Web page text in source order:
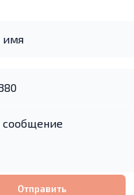
Отправить